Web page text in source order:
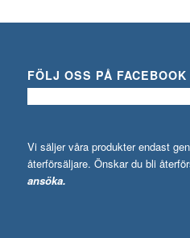
FÖLJ OSS PÅ FACEBOOK
Vi säljer våra produkter endast
återförsäljare. Önskar du bli
ansöka.